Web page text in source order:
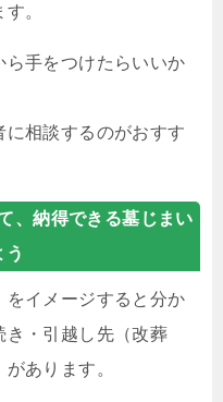
。
ら手をつけたらいいか
相談するのがおすす
、納得できる墓じまい
う
イメージすると分か
き・引越し先（改葬
あります。